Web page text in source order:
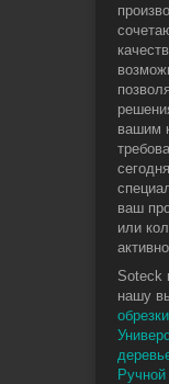
вашим
ваш
или
Soteck
нашу
обрезки
Ручной